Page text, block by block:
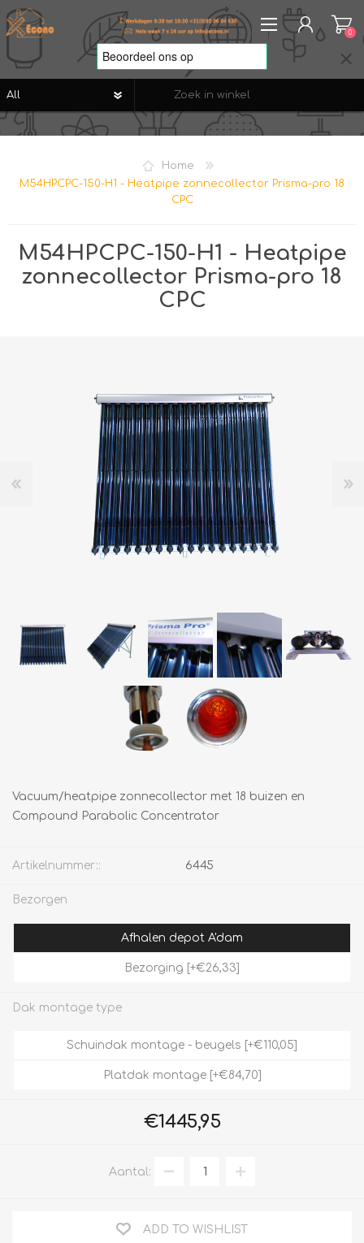
REGISTREREN
0
Home
M54HPCPC-150-H1 - Heatpipe zonnecollector Prisma-pro 18
CPC
M54HPCPC-150-H1 - Heatpipe
zonnecollector Prisma-pro 18
CPC
Vacuum/heatpipe zonnecollector met 18 buizen en
Compound Parabolic Concentrator
Artikelnummer:: 6445
Bezorgen
Afhalen depot A'dam
Bezorging [+€26,33]
Dak montage type
Schuindak montage - beugels [+€110,05]
Platdak montage [+€84,70]
€1445,95
Aantal:
ADD TO WISHLIST